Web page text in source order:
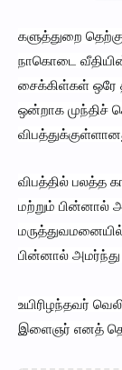
களுத்துறை
நாகொடை
சைக்கிள்கள் ஒரே
ஒன்றாக முந்திச்
விபத்தில் பலத்த
மற்றும் பின்னால்
பின்னால் அமர்ந்து
உயிரிழந்தவர்
இளைஞர் எனத்